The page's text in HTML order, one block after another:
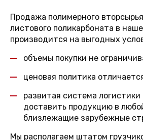
Продажа полимерного
листового поликарбоната в
производится на выгодных
объемы покупки не
ценовая политика
развитая система логистики
доставить продукцию в
близлежащие зарубежные
Мы располагаем штатом